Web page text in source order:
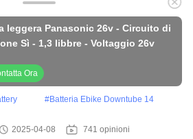
leggera Panasonic 26v - Circuito di
Sì - 1,3 libbre - Voltaggio 26v
Ora
#Batteria Ebike Downtube 14
2025-04-08 741 opinioni